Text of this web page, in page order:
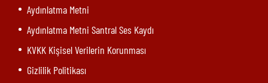
Aydınlatma Metni
Aydınlatma Metni Santral Ses Kaydı
KVKK Kişisel Verilerin Korunması
Gizlilik Politikası